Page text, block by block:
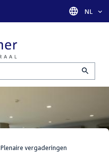
Taal
NL
Plenaire vergaderingen